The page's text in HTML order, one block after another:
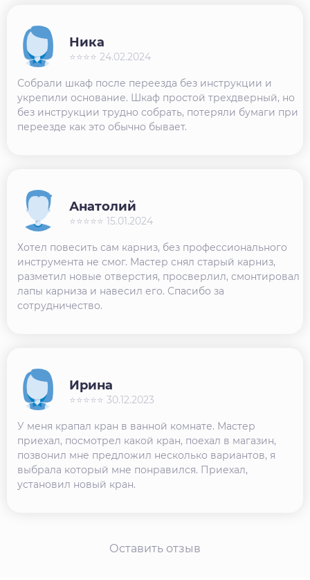
Собрали шкаф после переезда без инструкции и
укрепили основание. Шкаф простой трехдверный, но
без инструкции трудно собрать, потеряли бумаги при
переезде как это обычно бывает.
Ника
⭐⭐⭐⭐ 24.02.2024
Хотел повесить сам карниз, без профессионального
инструмента не смог. Мастер снял старый карниз,
разметил новые отверстия, просверлил, смонтировал
лапы карниза и навесил его. Спасибо за
сотрудничество.
Анатолий
⭐⭐⭐⭐⭐ 15.01.2024
У меня крапал кран в ванной комнате. Мастер
приехал, посмотрел какой кран, поехал в магазин,
позвонил мне предложил несколько вариантов, я
выбрала который мне понравился. Приехал,
установил новый кран.
Ирина
⭐⭐⭐⭐⭐ 30.12.2023
Оставить отзыв